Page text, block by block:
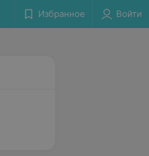
Избранное Войти